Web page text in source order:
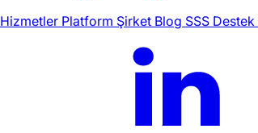
Hizmetler Platform Şirket Blog SSS Destek